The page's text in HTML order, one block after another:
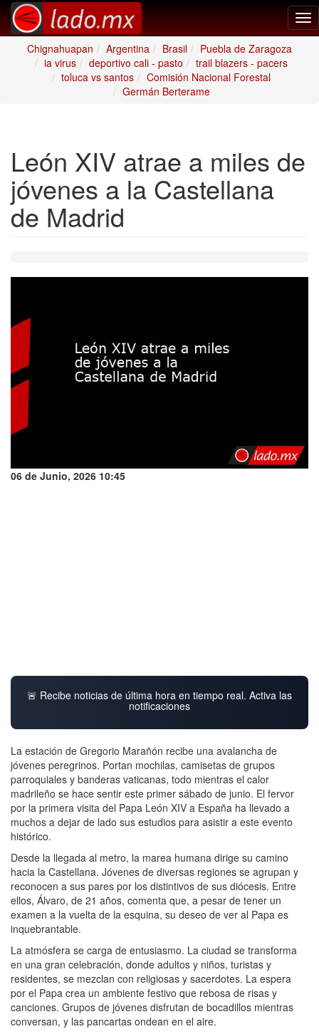
Chignahuapan
Argentina Brasil
Puebla de Zaragoza
ia virus
deportivo cali - pasto
trail blazers - pacers
toluca vs santos
Comisión Nacional Forestal
Germán Berterame
León XIV atrae a miles de
jóvenes a la Castellana
de Madrid
06 de Junio, 2026 10:45
🚨 Recibe noticias de última hora en tiempo real. Activa las
notificaciones
La estación de Gregorio Marañón recibe una avalancha de
jóvenes peregrinos. Portan mochilas, camisetas de grupos
parroquiales y banderas vaticanas, todo mientras el calor
madrileño se hace sentir este primer sábado de junio. El fervor
por la primera visita del Papa León XIV a España ha llevado a
muchos a dejar de lado sus estudios para asistir a este evento
histórico.
Desde la llegada al metro, la marea humana dirige su camino
hacia la Castellana. Jóvenes de diversas regiones se agrupan y
reconocen a sus pares por los distintivos de sus diócesis. Entre
ellos, Álvaro, de 21 años, comenta que, a pesar de tener un
examen a la vuelta de la esquina, su deseo de ver al Papa es
inquebrantable.
La atmósfera se carga de entusiasmo. La ciudad se transforma
en una gran celebración, donde adultos y niños, turistas y
residentes, se mezclan con religiosas y sacerdotes. La espera
por el Papa crea un ambiente festivo que rebosa de risas y
canciones. Grupos de jóvenes disfrutan de bocadillos mientras
conversan, y las pancartas ondean en el aire.